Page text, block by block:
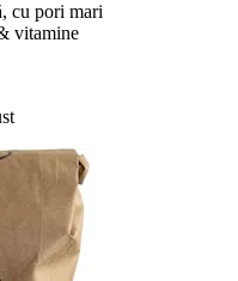
cu pori mari
vitamine